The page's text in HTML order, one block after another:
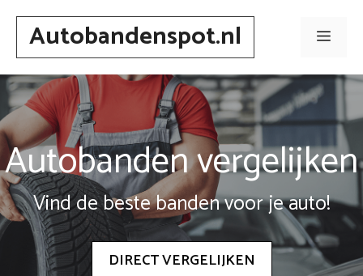
Spring
inhoudAutobandenspot.nl Menu
Autobanden vergelijken
Vind de beste banden voor je auto!
DIRECT VERGELIJKEN